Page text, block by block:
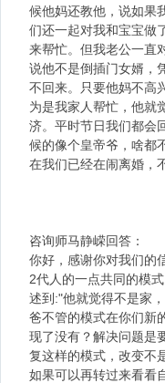
候他妈还教他，说如果
们还一起对我和宝宝做
来帮忙。但我老公一直
说他不是倒插门女婿，
不回来。只要他妈不高
为是我家人帮忙，他就
济。平时节日我们都会
候的像个皇帝爷，啥都
在我们已经在闹离婚，
咨询师马静嵘回答：
你好，感谢你对我们的
2代人的一点共同的模
述到:"他就觉得不是家
爸不管的模式在你们新
现了没有？解决问题是
复这样的模式，改变不
如果可以再转过来看看